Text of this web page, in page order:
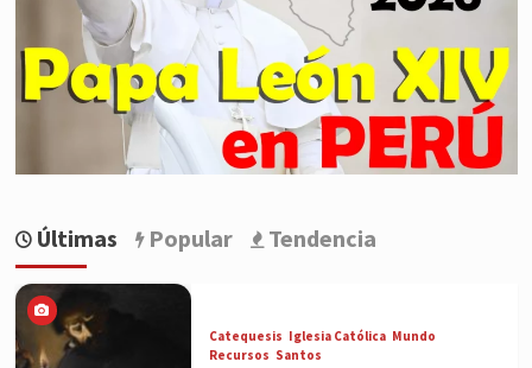
Últimas Popular Tendencia
Catequesis Iglesia Católica Mundo
Recursos Santos